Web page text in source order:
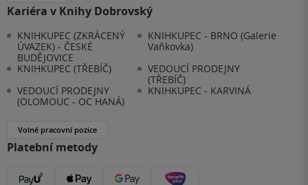
Kariéra v Knihy Dobrovský
KNIHKUPEC (ZKRÁCENÝ
ÚVAZEK) - ČESKÉ
BUDĚJOVICE
KNIHKUPEC - BRNO (Galerie
Vaňkovka)
KNIHKUPEC (TŘEBÍČ)
VEDOUCÍ PRODEJNY
(TŘEBÍČ)
VEDOUCÍ PRODEJNY
(OLOMOUC - OC HANÁ)
KNIHKUPEC - KARVINÁ
Volné pracovní pozice
Platební metody